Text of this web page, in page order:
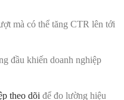
mà có thể tăng CTR lên tới
đầu khiến doanh nghiệp
theo dõi để đo lường hiệu